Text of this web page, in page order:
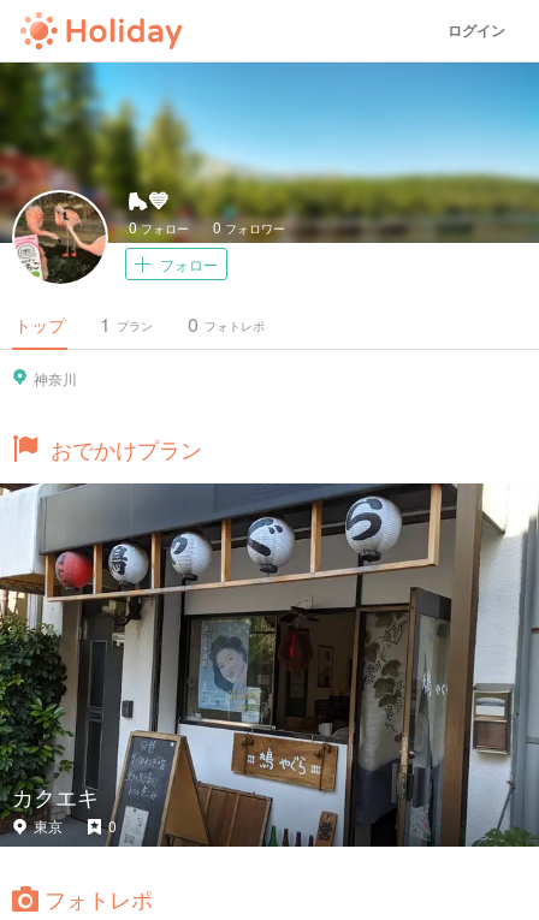
ログイン
🛼💙
0フォロー 0 フォロワー
フォロー
トップ プラン
1 フォトレポ
0
神奈川
おでかけプラン
カクエキ
東京 0
フォトレポ